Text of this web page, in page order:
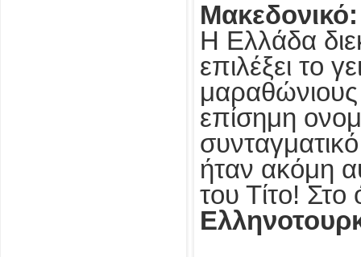
Μακεδονικό:
Η Ελλάδα
επιλέξει το
μαραθώνιους
επίσημη
ήταν ακόμη
του Τίτο!